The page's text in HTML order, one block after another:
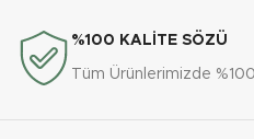
%100 KALİTE SÖZÜ
Tüm Ürünlerimizde